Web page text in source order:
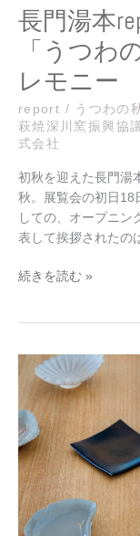
長門湯本
「うつわ
レモニー
report / うつわの
萩焼深川窯振興協
式会社
初秋を迎えた長門湯
秋。展覧会の初日18
しての、オープニン
表して挨拶されたの
わ
の
秋」
ー
プ
ニ
ン
グ
セ
モ
ー
続きを読む »
本
event：
初
開
催！
長